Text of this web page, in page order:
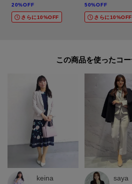
20%OFF
さらに10%OFF
50%OFF
さらに10%OFF
この商品を使った
keina saya